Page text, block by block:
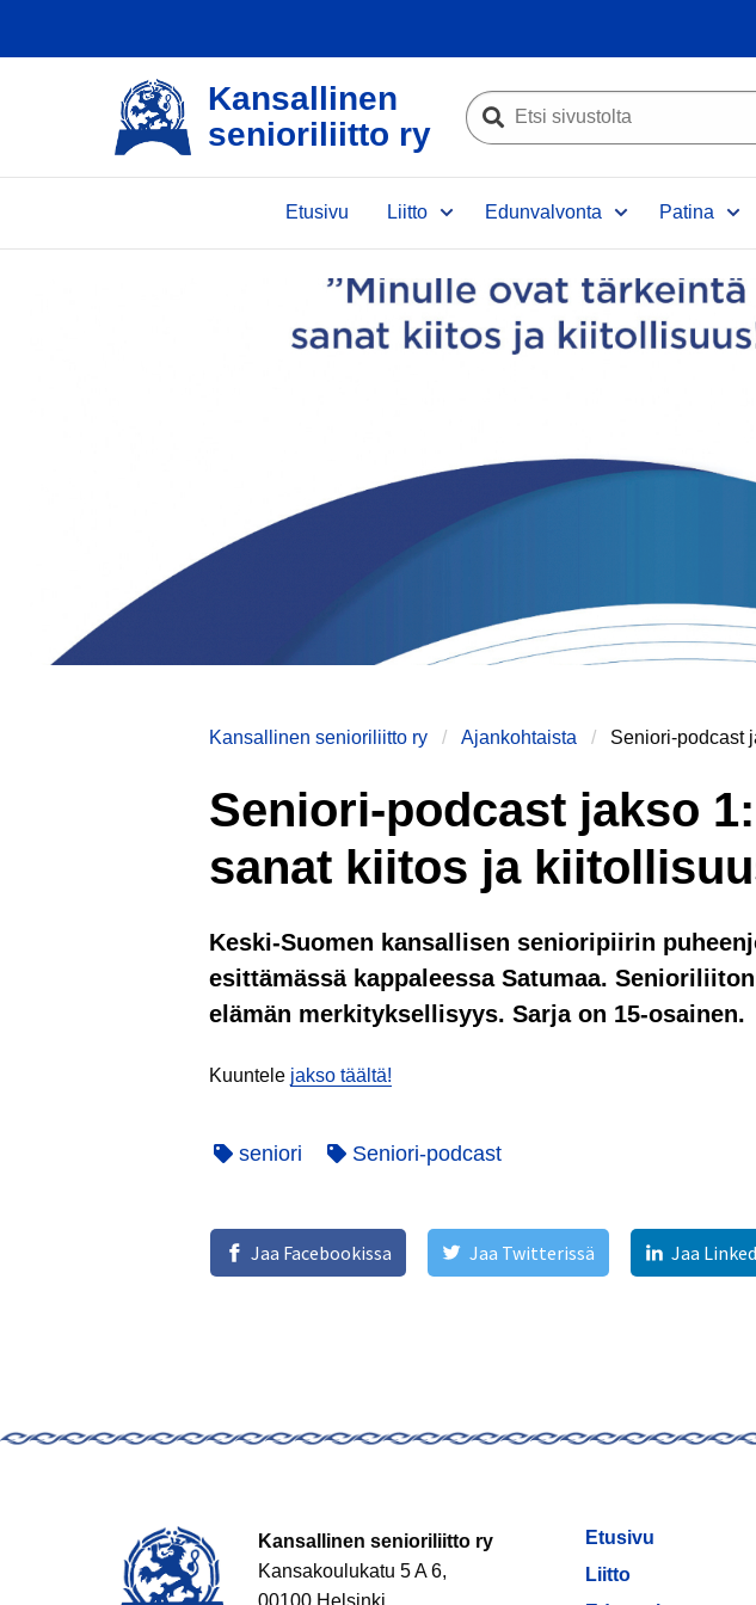
Kansallinen
senioriliitto ry
Etsi
sivustolta
Etusivu Liitto Edunvalvonta Patina
Kansallinen senioriliitto ry Ajankohtaista Seniori-podcast
Seniori-podcast jakso
sanat kiitos ja
Keski-Suomen kansallisen senioripiirin
esittämässä kappaleessa Satumaa.
elämän merkityksellisyys. Sarja on 15-osainen.
Kuuntele jakso täältä!
seniori Seniori-podcast
Jaa Facebookissa Jaa Twitterissä Jaa
Kansallinen senioriliitto ry
Kansakoulukatu 5 A 6,
00100 Helsinki
Etusivu
Liitto